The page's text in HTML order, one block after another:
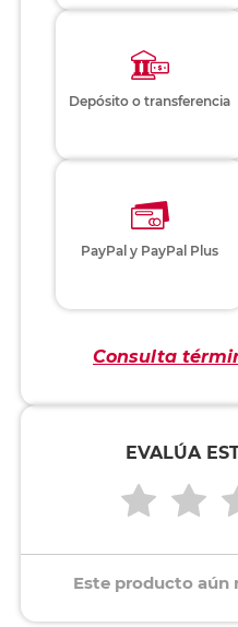
Depósito o transferencia
PayPal y PayPal Plus
Consulta
EVALÚA
Este producto